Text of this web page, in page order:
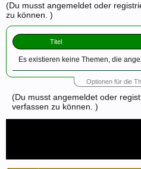
(Du musst angemeldet oder
zu können. )
Titel
Es existieren keine Themen, die
Optionen für die
(Du musst angemeldet oder
verfassen zu können. )